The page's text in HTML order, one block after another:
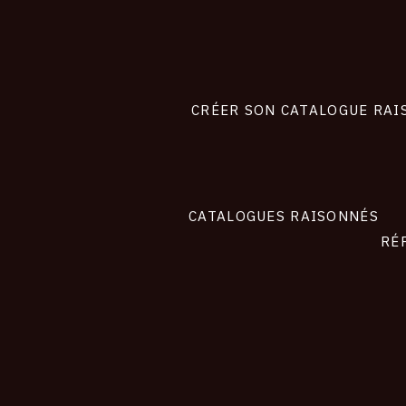
CRÉER SON CATALOGUE
CATALOGUES RAISONNÉS